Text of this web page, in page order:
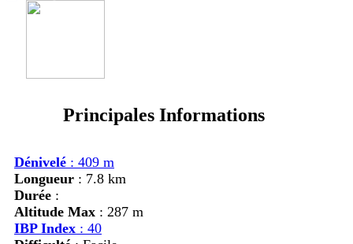
Principales Informations
Dénivelé : 409 m
Longueur : 7.8 km
Durée :
Altitude Max : 287 m
IBP Index : 40